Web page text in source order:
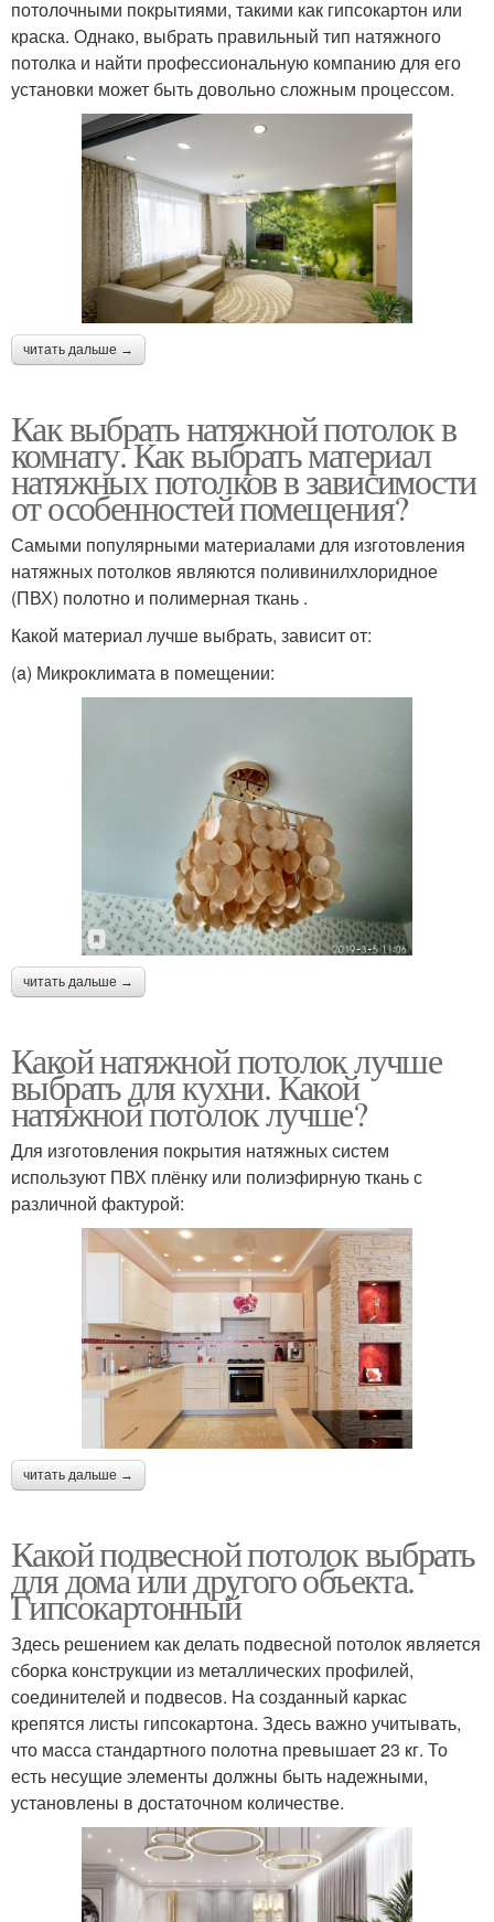
потолочными покрытиями, такими как гипсокартон или
краска. Однако, выбрать правильный тип натяжного
потолка и найти профессиональную компанию для его
установки может быть довольно сложным процессом.
читать дальше →
Как выбрать натяжной потолок в
комнату. Как выбрать материал
натяжных потолков в зависимости
от особенностей помещения?
Самыми популярными материалами для изготовления
натяжных потолков являются поливинилхлоридное
(ПВХ) полотно и полимерная ткань .
Какой материал лучше выбрать, зависит от:
(a) Микроклимата в помещении:
читать дальше →
Какой натяжной потолок лучше
выбрать для кухни. Какой
натяжной потолок лучше?
Для изготовления покрытия натяжных систем
используют ПВХ плёнку или полиэфирную ткань с
различной фактурой:
читать дальше →
Какой подвесной потолок выбрать
для дома или другого объекта.
Гипсокартонный
Здесь решением как делать подвесной потолок является
сборка конструкции из металлических профилей,
соединителей и подвесов. На созданный каркас
крепятся листы гипсокартона. Здесь важно учитывать,
что масса стандартного полотна превышает 23 кг. То
есть несущие элементы должны быть надежными,
установлены в достаточном количестве.